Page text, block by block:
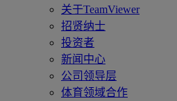
关于TeamViewer
招贤纳士
投资者
新闻中心
公司领导层
体育领域合作